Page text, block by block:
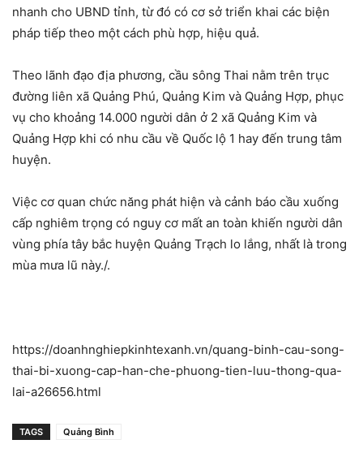
nhanh cho UBND tỉnh, từ đó có cơ sở triển khai các biện
pháp tiếp theo một cách phù hợp, hiệu quả.
Theo lãnh đạo địa phương, cầu sông Thai nằm trên trục
đường liên xã Quảng Phú, Quảng Kim và Quảng Hợp, phục
vụ cho khoảng 14.000 người dân ở 2 xã Quảng Kim và
Quảng Hợp khi có nhu cầu về Quốc lộ 1 hay đến trung tâm
huyện.
Việc cơ quan chức năng phát hiện và cảnh báo cầu xuống
cấp nghiêm trọng có nguy cơ mất an toàn khiến người dân
vùng phía tây bắc huyện Quảng Trạch lo lắng, nhất là trong
mùa mưa lũ này./.
https://doanhnghiepkinhtexanh.vn/quang-binh-cau-song-
thai-bi-xuong-cap-han-che-phuong-tien-luu-thong-qua-
lai-a26656.html
TAGS Quảng Bình